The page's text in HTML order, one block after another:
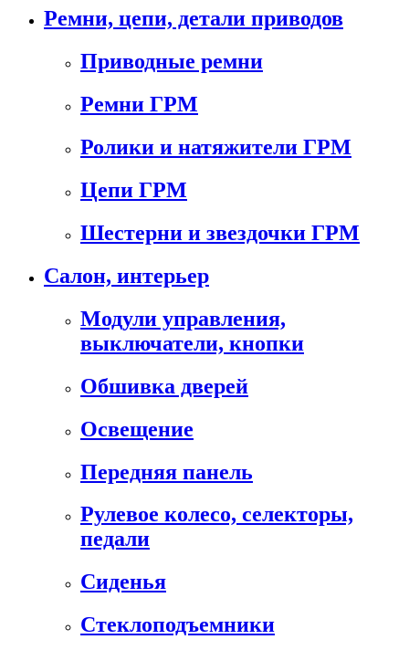
Ремни, цепи, детали приводов
Приводные ремни
Ремни ГРМ
Ролики и натяжители ГРМ
Цепи ГРМ
Шестерни и звездочки ГРМ
Салон, интерьер
Модули управления,
выключатели, кнопки
Обшивка дверей
Освещение
Передняя панель
Рулевое колесо, селекторы,
педали
Сиденья
Стеклоподъемники